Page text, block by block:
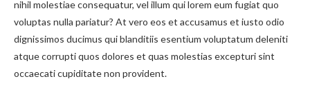
nihil molestiae consequatur, vel illum qui lorem eum fugiat quo
voluptas nulla pariatur? At vero eos et accusamus et iusto odio
dignissimos ducimus qui blanditiis esentium voluptatum deleniti
atque corrupti quos dolores et quas molestias excepturi sint
occaecati cupiditate non provident.